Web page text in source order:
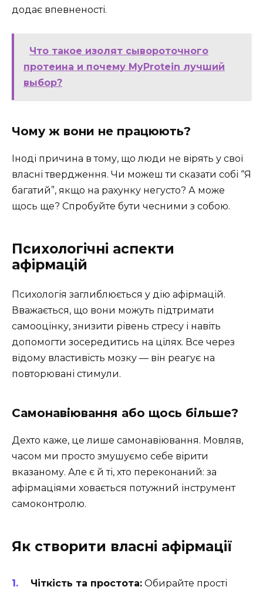
додає впевненості.
Что такое изолят сывороточного
протеина и почему MyProtein лучший
выбор?
Чому ж вони не працюють?
Іноді причина в тому, що люди не вірять у свої
власні твердження. Чи можеш ти сказати собі “Я
багатий”, якщо на рахунку негусто? А може
щось ще? Спробуйте бути чесними з собою.
Психологічні аспекти
афірмацій
Психологія заглиблюється у дію афірмацій.
Вважається, що вони можуть підтримати
самооцінку, знизити рівень стресу і навіть
допомогти зосередитись на цілях. Все через
відому властивість мозку — він реагує на
повторювані стимули.
Самонавіювання або щось більше?
Дехто каже, це лише самонавіювання. Мовляв,
часом ми просто змушуємо себе вірити
вказаному. Але є й ті, хто переконаний: за
афірмаціями ховається потужний інструмент
самоконтролю.
Як створити власні афірмації
Чіткість та простота: Обирайте прості